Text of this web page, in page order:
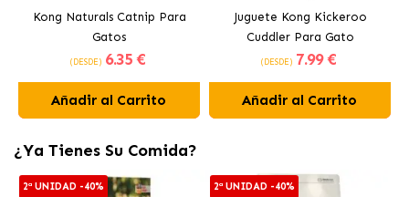
Kong Naturals Catnip Para
Gatos
(DESDE) 6.35 €
Añadir al Carrito
Juguete Kong Kickeroo
Cuddler Para Gato
(DESDE) 7.99 €
Añadir al Carrito
¿Ya Tienes Su Comida?
2ª UNIDAD -40% 2ª UNIDAD -40%